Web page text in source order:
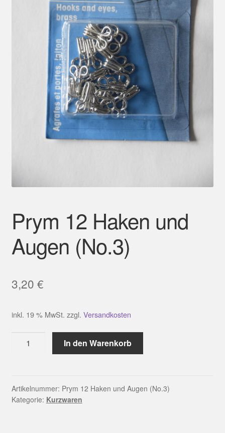
Prym 12 Haken und
Augen (No.3)
3,20 €
inkl. 19 % MwSt. zzgl. Versandkosten
Augen
(No.3)
In den Warenkorb
Artikelnummer: Prym 12 Haken und Augen (No.3)
Kategorie: Kurzwaren